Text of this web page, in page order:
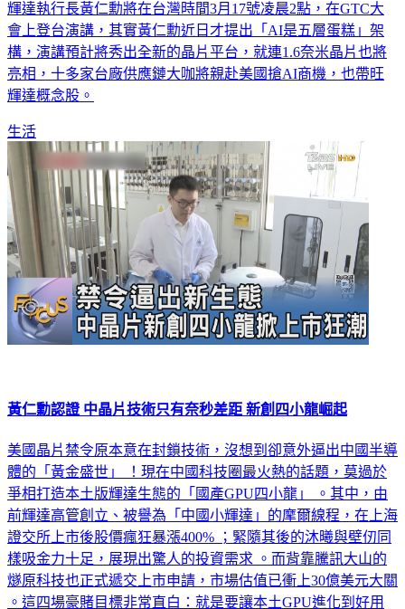
輝達執行長黃仁勳將在台灣時間3月17號凌晨2點，在GTC大
會上登台演講，其實黃仁勳近日才提出「AI是五層蛋糕」架
構，演講預計將秀出全新的晶片平台，就連1.6奈米晶片也將
亮相，十多家台廠供應鏈大咖將親赴美國搶AI商機，也帶旺
輝達概念股。
生活
黃仁勳認證 中晶片技術只有奈秒差距 新創四小龍崛起
美國晶片禁令原本意在封鎖技術，沒想到卻意外逼出中國半導
體的「黃金盛世」 ！現在中國科技圈最火熱的話題，莫過於
爭相打造本土版輝達生態的「國產GPU四小龍」 。其中，由
前輝達高管創立、被譽為「中國小輝達」的摩爾線程，在上海
證交所上市後股價瘋狂暴漲400% ；緊隨其後的沐曦與壁仞同
樣吸金力十足，展現出驚人的投資需求 。而背靠騰訊大山的
燧原科技也正式遞交上市申請，市場估值已衝上30億美元大關
。這四場豪賭目標非常直白：就是要讓本土GPU進化到好用